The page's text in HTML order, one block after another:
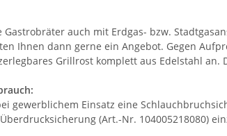
auch mit Erdgas- bzw.
Ihnen dann gerne ein Angebot. Gegen
Grillrost komplett aus Edelstahl
gewerblichem Einsatz eine
(Art.-Nr. 104005218080)